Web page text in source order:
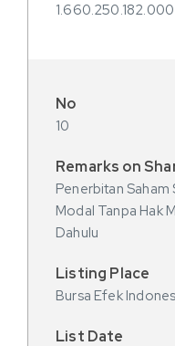
1.660.250.182.000
10
Penerbitan Saham
Modal Tanpa Hak
Dahulu
Bursa Efek